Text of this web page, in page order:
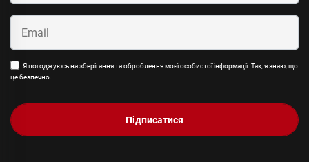
Я погоджуюсь на зберігання та оброблення моєї особистої інформації. Так, я знаю, що
це безпечно.
Підписатися